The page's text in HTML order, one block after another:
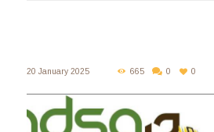
20 January 2025 665 0 0